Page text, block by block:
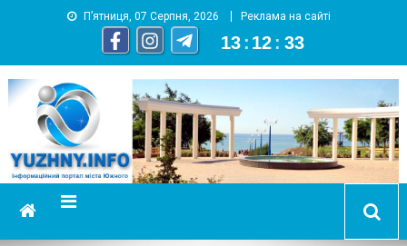
П’ятниця, 07 Серпня, 2026 Реклама на сайті
13 : 12 : 34
YUZHNY.INFO
информационный портал города Южный